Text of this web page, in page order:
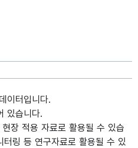
이터입니다.
있습니다.
장 적용 자료로 활용될 수 있습
링 등 연구자료로 활용될 수 있